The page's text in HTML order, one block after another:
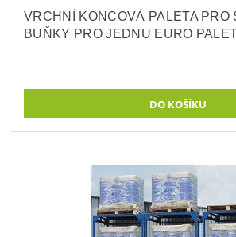
VRCHNÍ KONCOVÁ PALETA PRO
BUŇKY PRO JEDNU EURO